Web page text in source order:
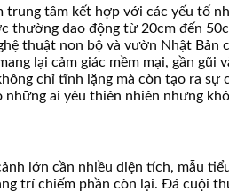
tâm kết hợp với các yếu tố
dao động từ 20cm đến
thuật non bộ và vườn Nhật
lại cảm giác mềm mại, gần gũi
chỉ tĩnh lặng mà còn tạo ra sự
ai yêu thiên nhiên nhưng
lớn cần nhiều diện tích, mẫu
trí chiếm phần còn lại. Đá cuội